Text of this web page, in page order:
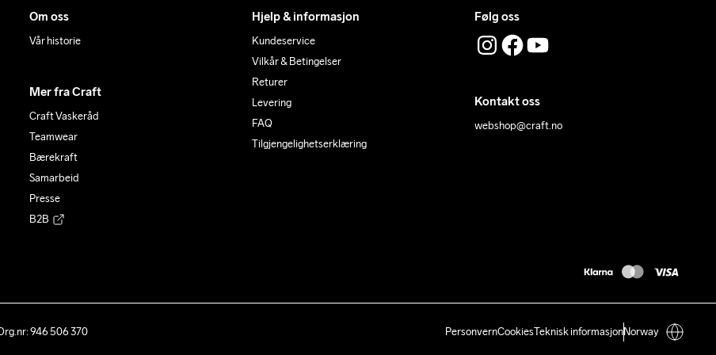
Om oss
Vår historie
Mer fra Craft
Craft Vaskeråd
Teamwear
Bærekraft
Samarbeid
Presse
B2B
Hjelp & informasjon
Kundeservice
Vilkår & Betingelser
Returer
Levering
FAQ
Tilgjengelighetserklæring
Følg oss
Kontakt oss
webshop@craft.no
946 506 370 PersonvernCookiesTeknisk informasjonNorway